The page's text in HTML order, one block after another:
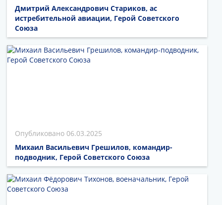
Дмитрий Александрович Стариков, ас
истребительной авиации, Герой Советского
Союза
06.03.2025
Михаил Васильевич Грешилов, командир-
подводник, Герой Советского Союза